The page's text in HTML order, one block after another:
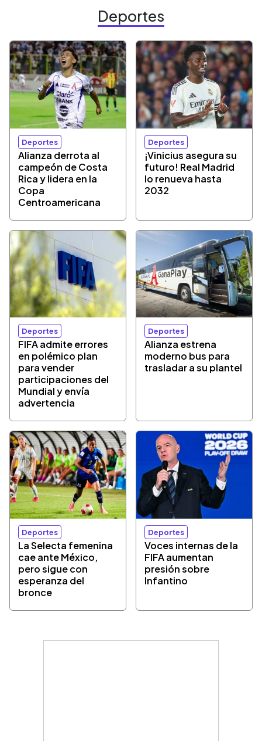
Deportes
Deportes
Alianza derrota al
campeón de Costa
Rica y lidera en la
Copa
Centroamericana
Deportes
¡Vinicius asegura su
futuro! Real Madrid
lo renueva hasta
2032
Deportes
FIFA admite errores
en polémico plan
para vender
participaciones del
Mundial y envía
advertencia
Deportes
Alianza estrena
moderno bus para
trasladar a su plantel
Deportes
La Selecta femenina
cae ante México,
pero sigue con
esperanza del
bronce
Deportes
Voces internas de la
FIFA aumentan
presión sobre
Infantino